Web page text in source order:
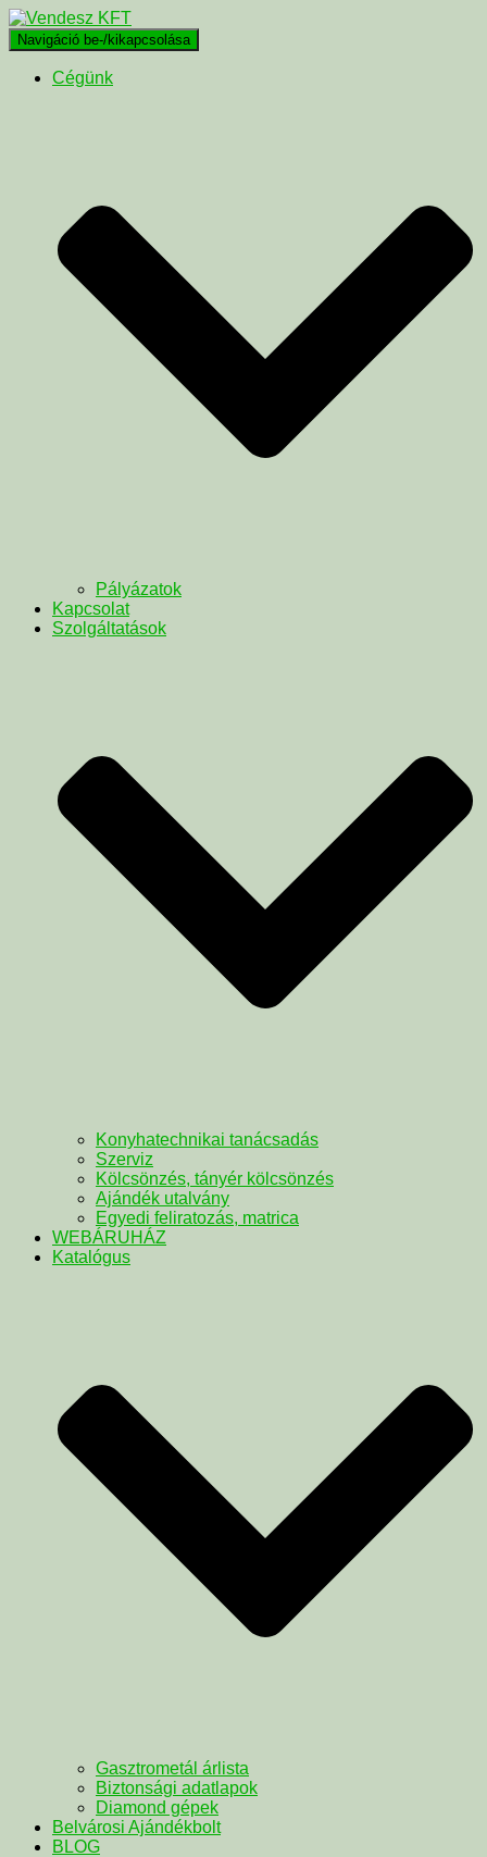
Navigáció be-/kikapcsolása
Cégünk
Pályázatok
Kapcsolat
Szolgáltatások
Konyhatechnikai tanácsadás
Szerviz
Kölcsönzés, tányér kölcsönzés
Ajándék utalvány
Egyedi feliratozás, matrica
WEBÁRUHÁZ
Katalógus
Gasztrometál árlista
Biztonsági adatlapok
Diamond gépek
Belvárosi Ajándékbolt
BLOG